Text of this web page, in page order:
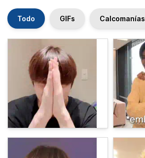
Todo GIFs Calcomanías